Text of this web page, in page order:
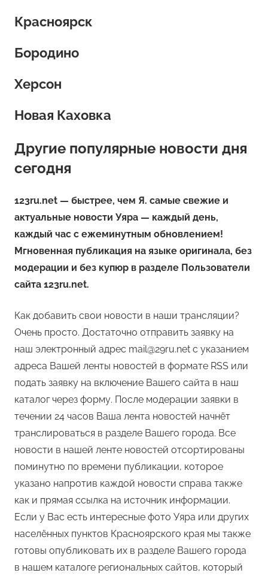
Красноярск
Бородино
Херсон
Новая Каховка
Другие популярные новости дня
сегодня
123ru.net — быстрее, чем Я. самые свежие и
актуальные новости Уяра — каждый день,
каждый час с ежеминутным обновлением!
Мгновенная публикация на языке оригинала, без
модерации и без купюр в разделе Пользователи
сайта 123ru.net.
Как добавить свои новости в наши трансляции?
Очень просто. Достаточно отправить заявку на
наш электронный адрес mail@29ru.net с указанием
адреса Вашей ленты новостей в формате RSS или
подать заявку на включение Вашего сайта в наш
каталог через форму. После модерации заявки в
течении 24 часов Ваша лента новостей начнёт
транслироваться в разделе Вашего города. Все
новости в нашей ленте новостей отсортированы
поминутно по времени публикации, которое
указано напротив каждой новости справа также
как и прямая ссылка на источник информации.
Если у Вас есть интересные фото Уяра или других
населённых пунктов Красноярского края мы также
готовы опубликовать их в разделе Вашего города
в нашем каталоге региональных сайтов, который